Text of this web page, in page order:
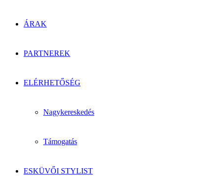
ÁRAK
PARTNEREK
ELÉRHETŐSÉG
Nagykereskedés
Támogatás
ESKÜVŐI STYLIST